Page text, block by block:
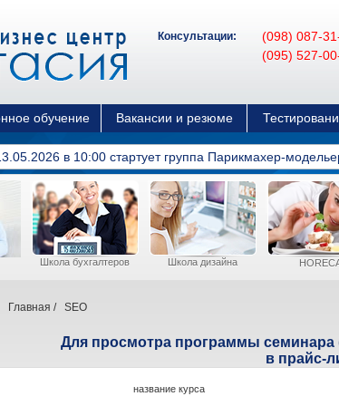
Консультации:
(098) 087-31-
(095) 527-
обучение Вакансии и резюме
в 10:00 cтартует группа Парикмахер-
Школа бухгалтеров Школа дизайна
Главная / SEO
Для просмотра программы семинара
в прайс-
название курса